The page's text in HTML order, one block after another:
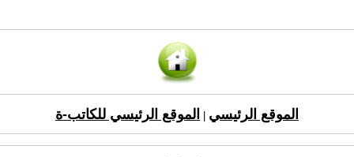
الموقع الرئيسي الموقع الرئيسي للكاتب-ة